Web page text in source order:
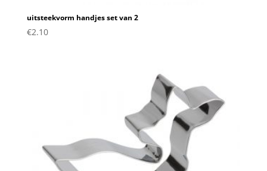
uitsteekvorm handjes set van 2
€2.10